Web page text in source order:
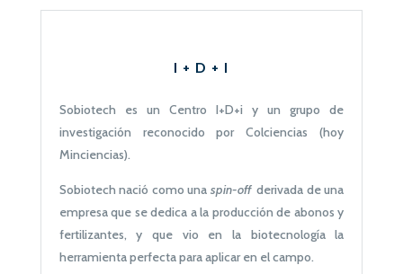
I + D + I
Sobiotech es un Centro I+D+i y un grupo de
investigación reconocido por Colciencias (hoy
Minciencias).
Sobiotech nació como una spin-offderivada de una
empresa que se dedica a la producción de abonos y
fertilizantes, y que vio en la biotecnología la
herramienta perfecta para aplicar en el campo.